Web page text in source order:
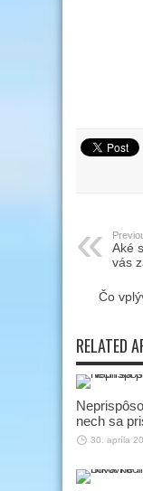
Aké
vás
Čo
RELATED
nech sa
30. apríla